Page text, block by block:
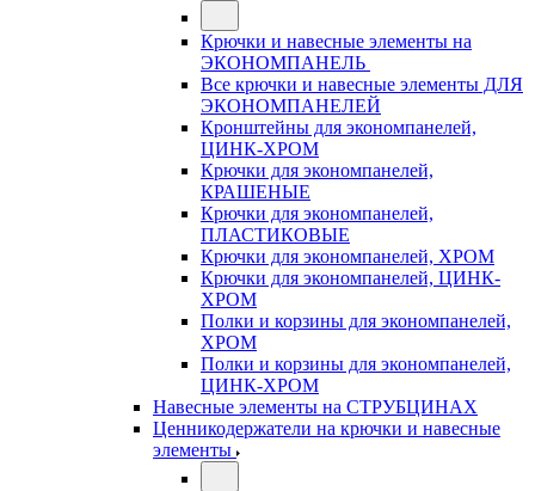
Крючки и навесные элементы на
ЭКОНОМПАНЕЛЬ
Все крючки и навесные элементы ДЛЯ
ЭКОНОМПАНЕЛЕЙ
Кронштейны для экономпанелей,
ЦИНК-ХРОМ
Крючки для экономпанелей,
КРАШЕНЫЕ
Крючки для экономпанелей,
ПЛАСТИКОВЫЕ
Крючки для экономпанелей, ХРОМ
Крючки для экономпанелей, ЦИНК-
ХРОМ
Полки и корзины для экономпанелей,
ХРОМ
Полки и корзины для экономпанелей,
ЦИНК-ХРОМ
Навесные элементы на СТРУБЦИНАХ
Ценникодержатели на крючки и навесные
элементы